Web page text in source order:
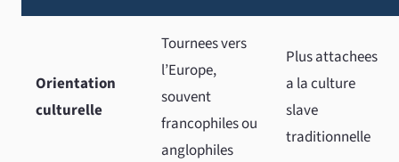
Orientation
culturelle
Tournees vers
l’Europe,
souvent
francophiles ou
anglophiles
Plus attachees
a la culture
slave
traditionnelle